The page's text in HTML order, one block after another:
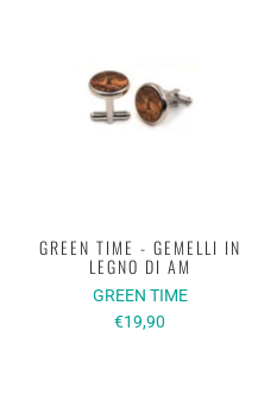
GREEN TIME - GEMELLI IN
LEGNO DI AM
GREEN TIME
€19,90